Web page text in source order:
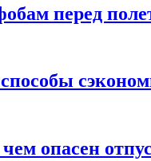
перед
опасен